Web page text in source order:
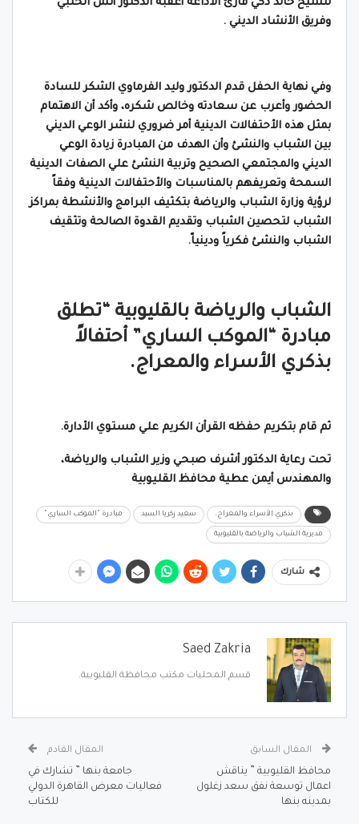
للشيخ خالد ذكي قارئ الأذاعة أعقبه الدكتور أنس الحلبي
وفريق الأنشاد الديني .
وفي نهاية الحفل قدم الدكتور وليد الفرماوي الشكر للسادة
الحضور وأعرب عن سعادته وخالص شكره، وأكد أن الاهتمام
بمثل هذه الأحتفالات الدينية أمر ضروري لنشر الوعي الديني
بين الشباب والنشئ وأن الهدف من المبادرة زيادة الوعي
الديني والمجتمعي الصحيح وتربية النشئ علي الصفات الدينية
السمحة وتعريفهم بالمناسبات والأحتفالات الدينية وفقاً
لرؤية وزارة الشباب والرياضة بتكثيف البرامج والأنشطة بمراكز
الشباب لتحصين الشباب وتقديم القدوة الصالحة وتثقيف
الشباب والنشئ فكرياً ودينياّ.
الشباب والرياضة بالقليوبية “تطلق
مبادرة “الموكب الساري” أحتفالاً
بذكري الأسراء والمعراج.
ثم قام بتكريم حفظه القرأن الكريم علي مستوي الأدارة.
تحت رعاية الدكتور أشرف صبحي وزير الشباب والرياضة،
والمهندس أيمن عطية محافظ القليوبية
بذكري الأسراء والمعراج. سعيد زكريا السيد مبادرة "الموكب الساري"
مديرية الشباب والرياضة بالقليوبية
شارك
Saed Zakria
قسم المحليات مكتب محافظة القليوبية.
المقال السابق
محافظ القليوبية ” يناقش
اعمال توسعة نفق سعد زغلول
بمدينه بنها
المقال القادم
جامعة بنها ” تشارك في
فعاليات معرض القاهرة الدولي
للكتاب